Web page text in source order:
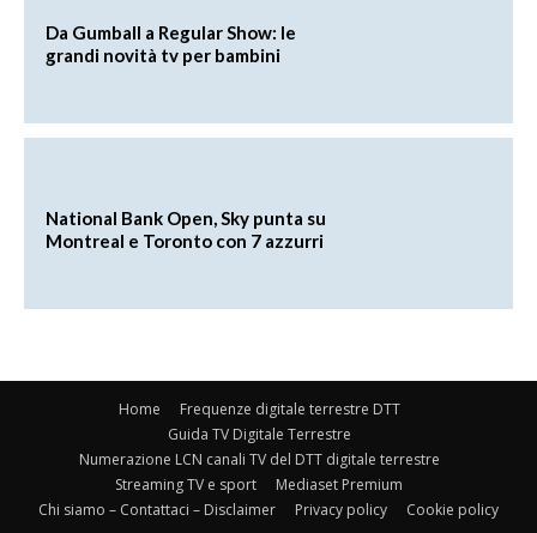
Da Gumball a Regular Show: le
grandi novità tv per bambini
National Bank Open, Sky punta su
Montreal e Toronto con 7 azzurri
Home
Frequenze digitale terrestre DTT
Guida TV Digitale Terrestre
Numerazione LCN canali TV del DTT digitale terrestre
Streaming TV e sport
Mediaset Premium
Chi siamo – Contattaci – Disclaimer
Privacy policy Cookie policy